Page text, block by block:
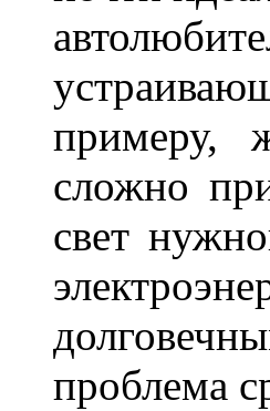
примеру,
сложно
свет
проблема